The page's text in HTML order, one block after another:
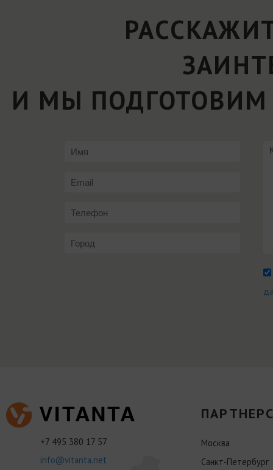
И МЫ ПОДГОТОВИМ
+7 495 380 17 57
info@vitanta.net
Москва
Санкт-Петербург